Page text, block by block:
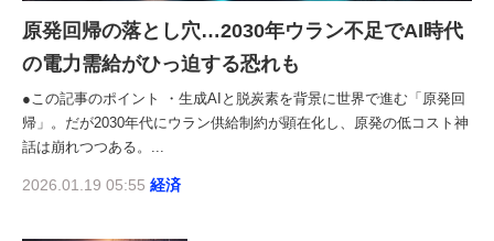
原発回帰の落とし穴…2030年ウラン不足でAI時代
の電力需給がひっ迫する恐れも
●この記事のポイント ・生成AIと脱炭素を背景に世界で進む「原発回
帰」。だが2030年代にウラン供給制約が顕在化し、原発の低コスト神
話は崩れつつある。...
2026.01.19 05:55 経済